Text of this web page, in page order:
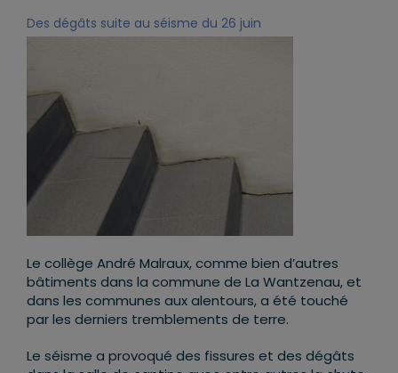
Des dégâts suite au séisme du 26 juin
Le collège André Malraux, comme bien d’autres
bâtiments dans la commune de La Wantzenau, et
dans les communes aux alentours, a été touché
par les derniers tremblements de terre.
Le séisme a provoqué des fissures et des dégâts